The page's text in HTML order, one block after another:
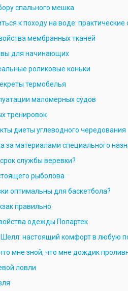
спального мешка
к походу на воде: практические
мембранных тканей
для начинающих
роликовые коньки
термобелья
маломерных судов
тренировок
диеты углеводного чередования
за материалами специального
службы веревки?
рыболова
оптимальны для баскетбола?
правильно
одежды Полартек
настоящий комфорт в любую
мне зной, что мне дождик
ловли